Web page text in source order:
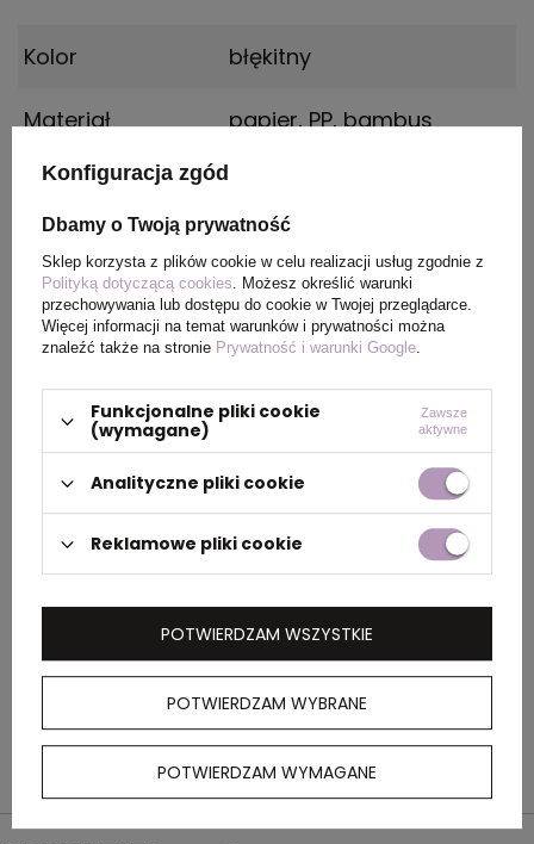
Kolor błękitny
Materiał papier, PP, bambus
Wymiary
produktu
PAKOWANIE
Wymiary
kartonu
zewnętrznego
52 x 47 x 33 cm
OPIS
Wachlarz z bambusa
Konfiguracja zgód
Dbamy o Twoją prywatność
Sklep korzysta z plików cookie w celu realizacji usług zgodnie z
Polityką dotyczącą cookies. Możesz określić warunki
przechowywania lub dostępu do cookie w Twojej przeglądarce.
Więcej informacji na temat warunków i prywatności można
znaleźć także na stronie Prywatność i warunki Google.
Funkcjonalne pliki cookie
(wymagane)
Zawsze
aktywne
Analityczne pliki cookie
Reklamowe pliki cookie
POTWIERDZAM WYBRANE
POTWIERDZAM WYMAGANE
POTWIERDZAM WSZYSTKIE